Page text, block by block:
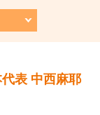
表 中西麻耶